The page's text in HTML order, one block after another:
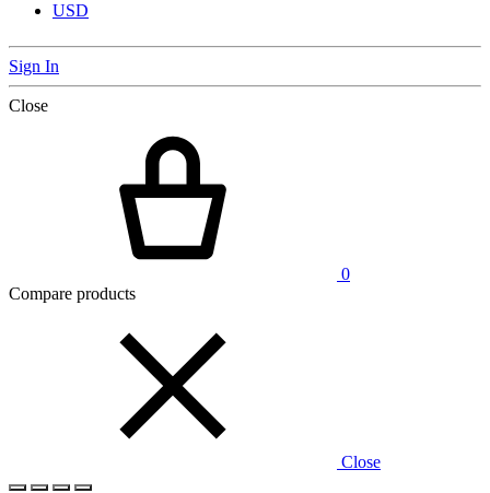
USD
Sign In
Close
0
Compare products
Close